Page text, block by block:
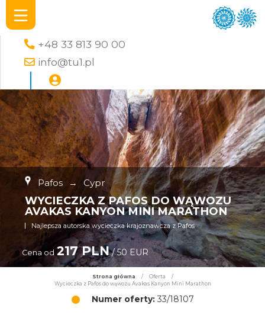
+48 33 813 90 00
info@tu1.pl
Pafos → Cypr
WYCIECZKA Z PAFOS DO WĄWOZU
AVAKAS KANYON MINI MARATHON
Najlepsza autorska wycieczka krajoznawcza z Pafos
Cena od 217 PLN/ 50 EUR
Strona główna / Oferta
/
Wycieczka z Pafos do wąwozu Avakas Kanyon Mini Marathon
Numer oferty:33/18107